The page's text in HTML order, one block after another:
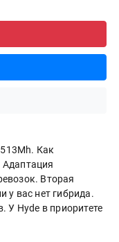
Как
Адаптация
Вторая
у вас нет гибрида.
У Hyde в приоритете